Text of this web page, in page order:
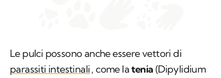
Le pulci possono anche essere vettori di
parassiti intestinali, come latenia (Dipylidium